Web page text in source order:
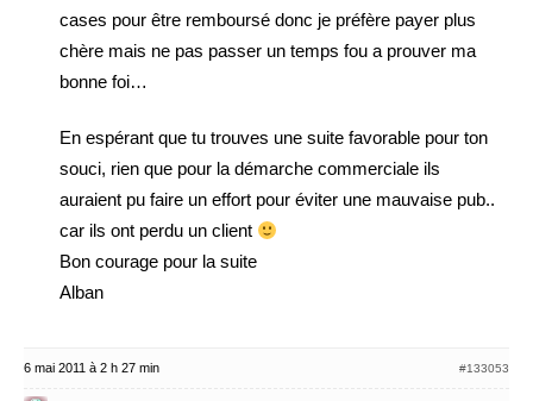
cases pour être remboursé donc je préfère payer plus
chère mais ne pas passer un temps fou a prouver ma
bonne foi…
En espérant que tu trouves une suite favorable pour ton
souci, rien que pour la démarche commerciale ils
auraient pu faire un effort pour éviter une mauvaise pub..
car ils ont perdu un client
Bon courage pour la suite
Alban
6 mai 2011 à 2 h 27 min #133053